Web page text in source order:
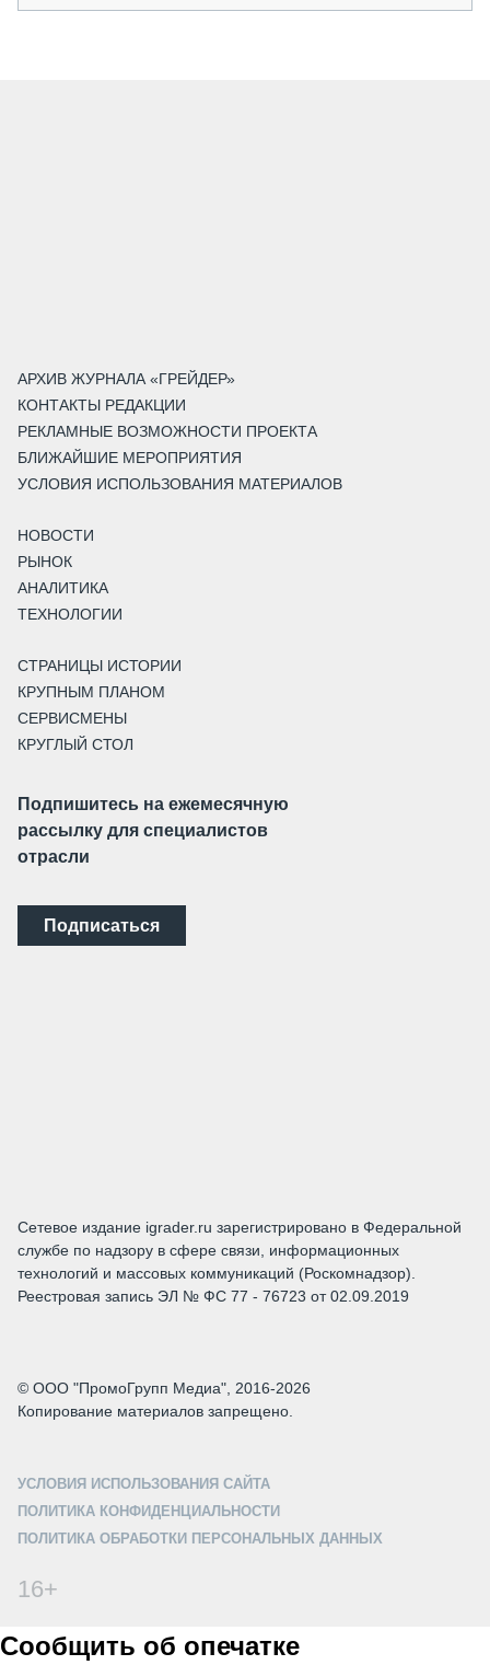
АРХИВ ЖУРНАЛА «ГРЕЙДЕР»
КОНТАКТЫ РЕДАКЦИИ
РЕКЛАМНЫЕ ВОЗМОЖНОСТИ ПРОЕКТА
БЛИЖАЙШИЕ МЕРОПРИЯТИЯ
УСЛОВИЯ ИСПОЛЬЗОВАНИЯ МАТЕРИАЛОВ
НОВОСТИ
РЫНОК
АНАЛИТИКА
ТЕХНОЛОГИИ
СТРАНИЦЫ ИСТОРИИ
КРУПНЫМ ПЛАНОМ
СЕРВИСМЕНЫ
КРУГЛЫЙ СТОЛ
Подпишитесь на ежемесячную
рассылку для специалистов
отрасли
Подписаться
Сетевое издание igrader.ru зарегистрировано в Федеральной
службе по надзору в сфере связи, информационных
технологий и массовых коммуникаций (Роскомнадзор).
Реестровая запись ЭЛ № ФС 77 - 76723 от 02.09.2019
© ООО "ПромоГрупп Медиа", 2016-2026
Копирование материалов запрещено.
УСЛОВИЯ ИСПОЛЬЗОВАНИЯ САЙТА
ПОЛИТИКА КОНФИДЕНЦИАЛЬНОСТИ
ПОЛИТИКА ОБРАБОТКИ ПЕРСОНАЛЬНЫХ ДАННЫХ
16+
Сообщить об опечатке